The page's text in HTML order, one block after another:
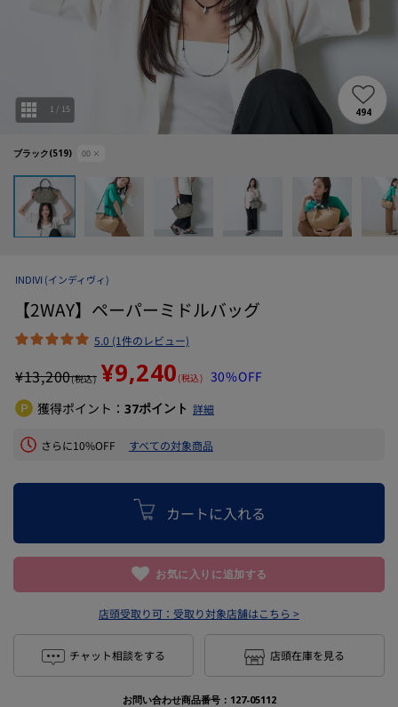
ブラック(519) 00 ×
1 / 15 494
INDIVI (インディヴィ)
【2WAY】ペーパーミドルバッグ
5.0 (1件のレビュー)
¥13,200(税込) ¥9,240 (税込) 30%OFF
獲得ポイント： 37ポイント 詳細
さらに10%OFF すべての対象商品
カートに入れる
お気に入りに追加する
店頭受取り可： 受取り対象店舗はこちら >
チャット相談をする 店頭在庫を見る
お問い合わせ商品番号： 127-05112